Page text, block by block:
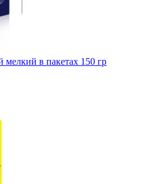
в пакетах 150 гр